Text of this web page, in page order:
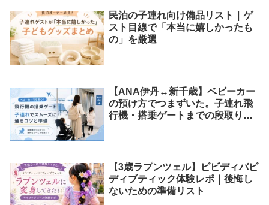
民泊の子連れ向け備品リスト｜ゲ
スト目線で「本当に嬉しかったも
の」を厳選
【ANA伊丹↔︎新千歳】ベビーカー
の預け方でつまずいた。子連れ飛
行機・搭乗ゲートまでの段取りと
【3歳ラプンツェル】ビビディバビ
ディブティック体験レポ｜後悔し
ないための準備リスト